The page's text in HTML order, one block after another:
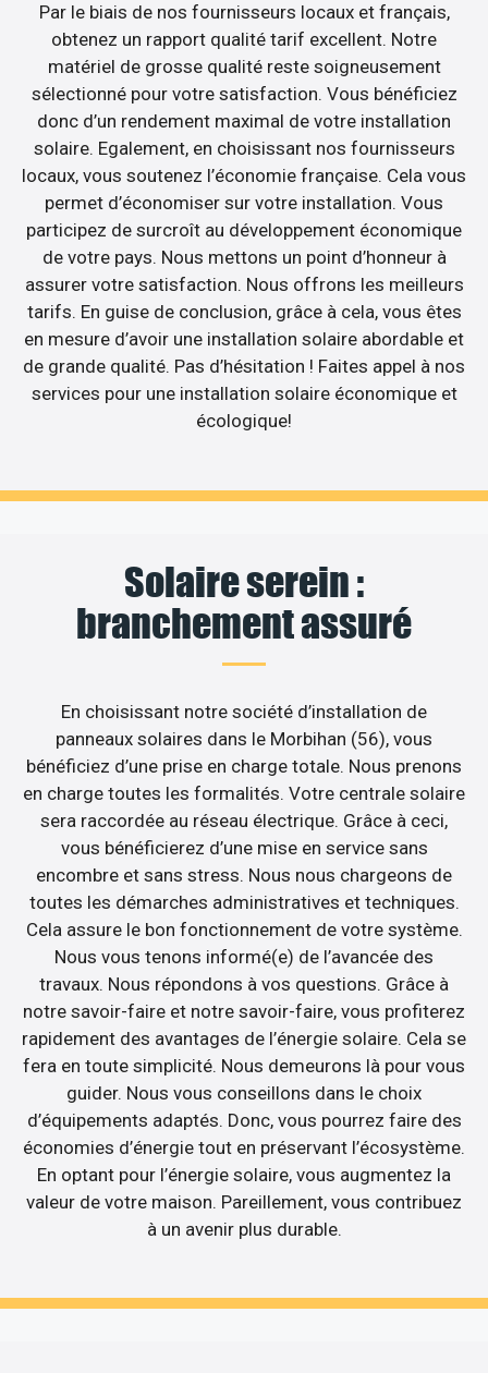
Par le biais de nos fournisseurs locaux et français,
obtenez un rapport qualité tarif excellent. Notre
matériel de grosse qualité reste soigneusement
sélectionné pour votre satisfaction. Vous bénéficiez
donc d’un rendement maximal de votre installation
solaire. Egalement, en choisissant nos fournisseurs
locaux, vous soutenez l’économie française. Cela vous
permet d’économiser sur votre installation. Vous
participez de surcroît au développement économique
de votre pays. Nous mettons un point d’honneur à
assurer votre satisfaction. Nous offrons les meilleurs
tarifs. En guise de conclusion, grâce à cela, vous êtes
en mesure d’avoir une installation solaire abordable et
de grande qualité. Pas d’hésitation ! Faites appel à nos
services pour une installation solaire économique et
écologique!
Solaire serein :
branchement assuré
En choisissant notre société d’installation de
panneaux solaires dans le Morbihan (56), vous
bénéficiez d’une prise en charge totale. Nous prenons
en charge toutes les formalités. Votre centrale solaire
sera raccordée au réseau électrique. Grâce à ceci,
vous bénéficierez d’une mise en service sans
encombre et sans stress. Nous nous chargeons de
toutes les démarches administratives et techniques.
Cela assure le bon fonctionnement de votre système.
Nous vous tenons informé(e) de l’avancée des
travaux. Nous répondons à vos questions. Grâce à
notre savoir-faire et notre savoir-faire, vous profiterez
rapidement des avantages de l’énergie solaire. Cela se
fera en toute simplicité. Nous demeurons là pour vous
guider. Nous vous conseillons dans le choix
d’équipements adaptés. Donc, vous pourrez faire des
économies d’énergie tout en préservant l’écosystème.
En optant pour l’énergie solaire, vous augmentez la
valeur de votre maison. Pareillement, vous contribuez
à un avenir plus durable.